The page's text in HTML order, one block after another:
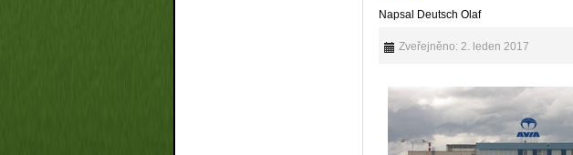
Napsal Deutsch Olaf
Zveřejněno: 2. leden 2017